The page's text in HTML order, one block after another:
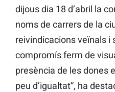
dijous dia 18 d’abril la
noms de carrers de la
reivindicacions veïnals i
compromís ferm de
presència de les dones
peu d’igualtat”, ha